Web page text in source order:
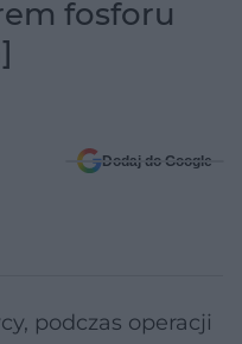
fosforu
Dodaj do Google
podczas operacji